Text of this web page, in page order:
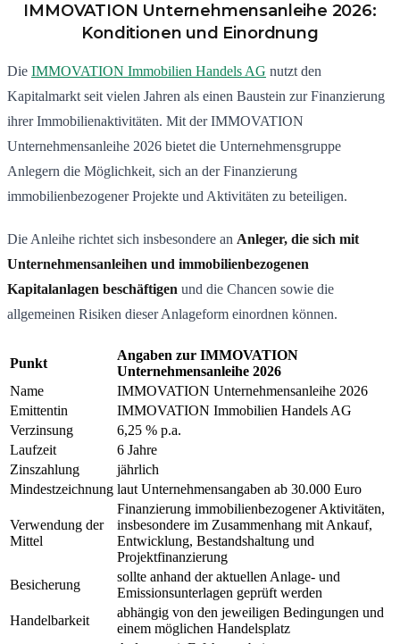
IMMOVATION Unternehmensanleihe 2026:
Konditionen und Einordnung
Die IMMOVATION Immobilien Handels AG nutzt den
Kapitalmarkt seit vielen Jahren als einen Baustein zur Finanzierung
ihrer Immobilienaktivitäten. Mit der IMMOVATION
Unternehmensanleihe 2026 bietet die Unternehmensgruppe
Anlegern die Möglichkeit, sich an der Finanzierung
immobilienbezogener Projekte und Aktivitäten zu beteiligen.
Die Anleihe richtet sich insbesondere an Anleger, die sich mit
Unternehmensanleihen und immobilienbezogenen
Kapitalanlagen beschäftigen und die Chancen sowie die
allgemeinen Risiken dieser Anlageform einordnen können.
Punkt
Angaben zur IMMOVATION
Unternehmensanleihe 2026
Name
IMMOVATION Unternehmensanleihe 2026
Emittentin
IMMOVATION Immobilien Handels AG
Verzinsung
6,25 % p.a.
Laufzeit
6 Jahre
Zinszahlung
jährlich
Mindestzeichnung laut Unternehmensangaben ab 30.000 Euro
Verwendung der
Mittel
Finanzierung immobilienbezogener Aktivitäten,
insbesondere im Zusammenhang mit Ankauf,
Entwicklung, Bestandshaltung und
Projektfinanzierung
Besicherung
sollte anhand der aktuellen Anlage- und
Emissionsunterlagen geprüft werden
Handelbarkeit
abhängig von den jeweiligen Bedingungen und
einem möglichen Handelsplatz